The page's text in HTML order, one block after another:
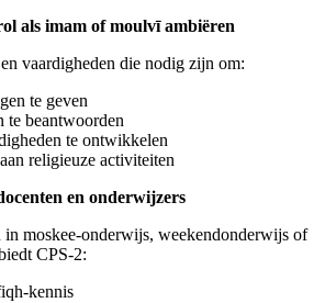
als imam of moulvī ambiëren
vaardigheden die nodig zijn om:
te geven
te beantwoorden
te ontwikkelen
religieuze activiteiten
en onderwijzers
moskee‑onderwijs, weekendonderwijs of
CPS‑2: